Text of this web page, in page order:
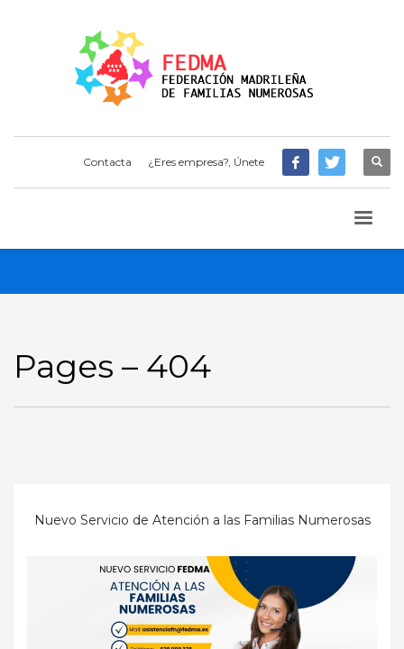
Contacta ¿Eres empresa?, Únete
Pages – 404
Nuevo Servicio de Atención a las Familias Numerosas